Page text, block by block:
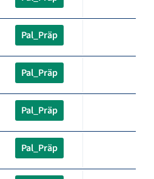
Pal_Präp
Pal_Präp
Pal_Präp
Pal_Präp